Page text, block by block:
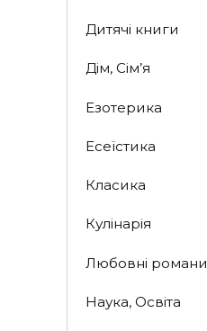
Дитячі книги
Дім, Сім’я
Езотерика
Есеїстика
Класика
Кулінарія
Любовні романи
Наука, Освіта